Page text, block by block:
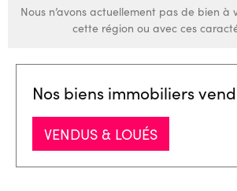
Nous n’avons actuellement pas de bien à
cette région ou avec ces
Nos biens immobiliers
VENDUS & LOUÉS